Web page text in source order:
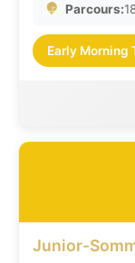
Parcours:
Early Morning
Junior-